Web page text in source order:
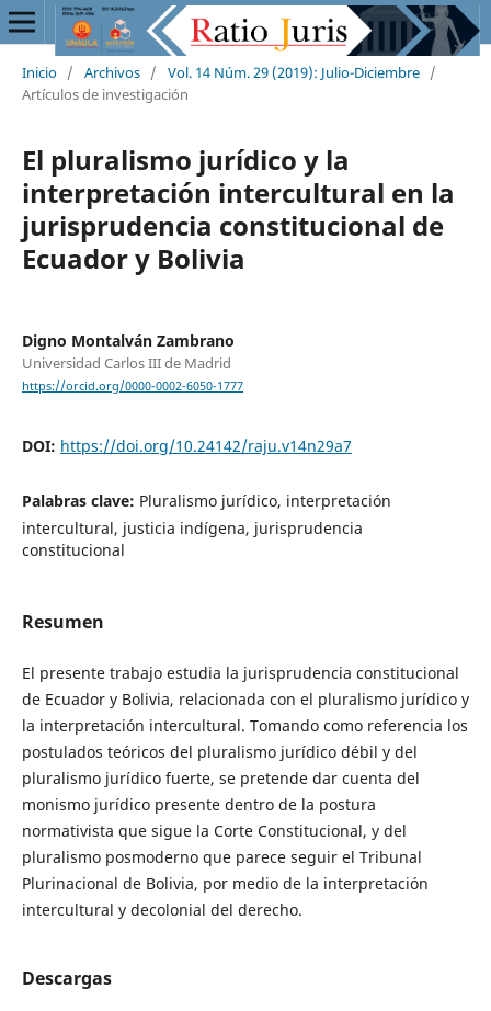
Inicio / Archivos / Vol. 14 Núm. 29 (2019): Julio-Diciembre /
Artículos de investigación
El pluralismo jurídico y la
interpretación intercultural en la
jurisprudencia constitucional de
Ecuador y Bolivia
Digno Montalván Zambrano
Universidad Carlos III de Madrid
https://orcid.org/0000-0002-6050-1777
DOI: https://doi.org/10.24142/raju.v14n29a7
Palabras clave: Pluralismo jurídico, interpretación
intercultural, justicia indígena, jurisprudencia
constitucional
Resumen
El presente trabajo estudia la jurisprudencia constitucional
de Ecuador y Bolivia, relacionada con el pluralismo jurídico y
la interpretación intercultural. Tomando como referencia los
postulados teóricos del pluralismo jurídico débil y del
pluralismo jurídico fuerte, se pretende dar cuenta del
monismo jurídico presente dentro de la postura
normativista que sigue la Corte Constitucional, y del
pluralismo posmoderno que parece seguir el Tribunal
Plurinacional de Bolivia, por medio de la interpretación
intercultural y decolonial del derecho.
Descargas